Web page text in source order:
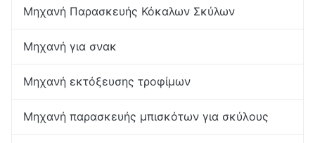
Μηχανή Παρασκευής Κόκαλων Σκύλων
Μηχανή για σνακ
Μηχανή εκτόξευσης τροφίμων
Μηχανή παρασκευής μπισκότων για σκύλους